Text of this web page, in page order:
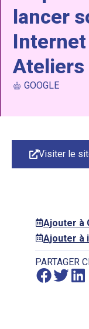
lancer
Internet
Ateliers
GOOGLE
Visiter le
Ajouter à
Ajouter à
PARTAGER